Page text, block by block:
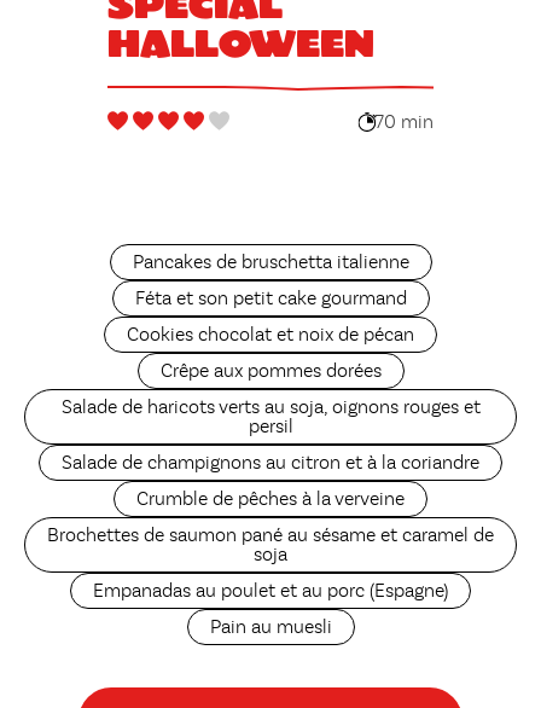
Halloween
70 min
Pancakes de bruschetta italienne
Féta et son petit cake gourmand
Cookies chocolat et noix de pécan
Crêpe aux pommes dorées
Salade de haricots verts au soja, oignons rouges et
persil
Salade de champignons au citron et à la coriandre
Crumble de pêches à la verveine
Brochettes de saumon pané au sésame et caramel de
soja
Empanadas au poulet et au porc (Espagne)
Pain au muesli